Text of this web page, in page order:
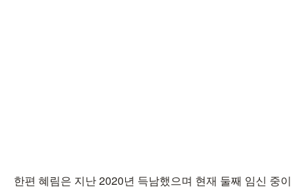
한편 혜림은 지난 2020년 득남했으며 현재 둘째 임신 중이